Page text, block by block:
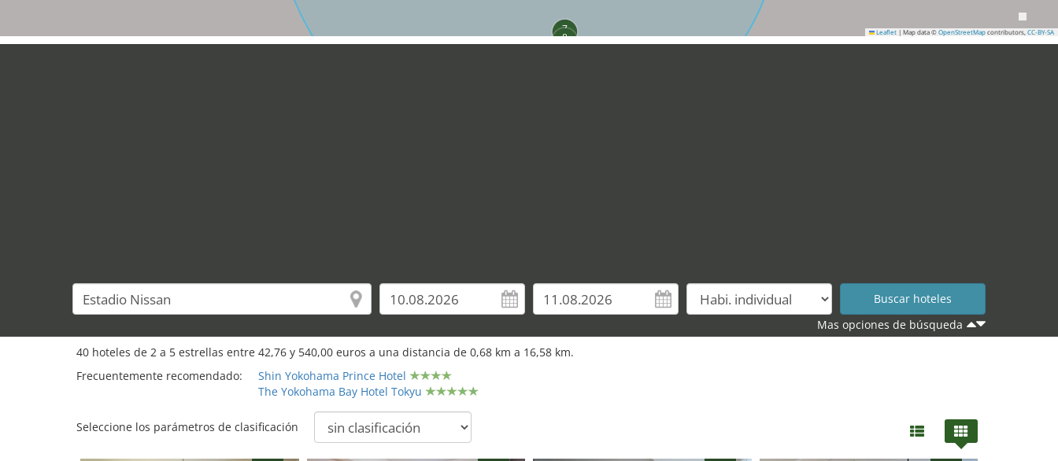
7
8
Leaflet | Map data © OpenStreetMap contributors, CC-BY-SA
Mas opciones de búsqueda
40 hoteles de 2 a 5 estrellas entre 42,76 y 540,00 euros a una distancia de 0,68 km a 16,58 km.
Frecuentemente recomendado:
Shin Yokohama Prince Hotel
The Yokohama Bay Hotel Tokyu
Seleccione los parámetros de clasificación